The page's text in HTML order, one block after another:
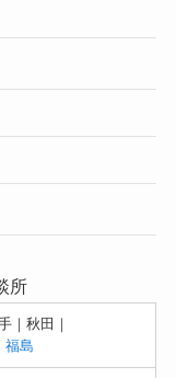
所
｜秋田｜
福島